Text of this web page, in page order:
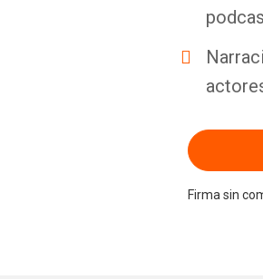
Firma sin